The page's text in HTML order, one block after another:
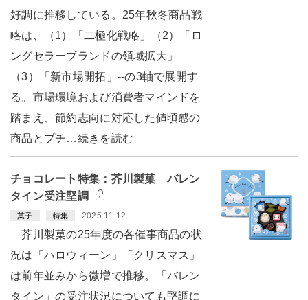
好調に推移している。25年秋冬商品戦
略は、（1）「二極化戦略」（2）「ロ
ングセラーブランドの領域拡大」
（3）「新市場開拓」--の3軸で展開す
る。市場環境および消費者マインドを
踏まえ、節約志向に対応した値頃感の
商品とプチ…続きを読む
チョコレート特集：芥川製菓 バレン
タイン受注堅調
菓子 特集 2025.11.12
芥川製菓の25年度の各催事商品の状
況は「ハロウィーン」「クリスマス」
は前年並みから微増で推移。「バレン
タイン」の受注状況についても堅調に